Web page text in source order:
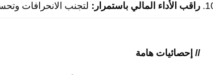
راقب الأداء المالي باستمرار: لتجنب الانحرافات
// إحصائيات هامة